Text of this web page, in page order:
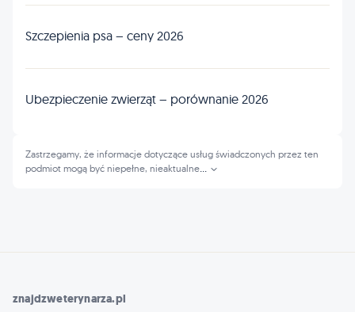
Szczepienia psa – ceny 2026
Ubezpieczenie zwierząt – porównanie 2026
Zastrzegamy, że informacje dotyczące usług świadczonych przez ten
podmiot mogą być niepełne, nieaktualne
znajdzweterynarza.pl